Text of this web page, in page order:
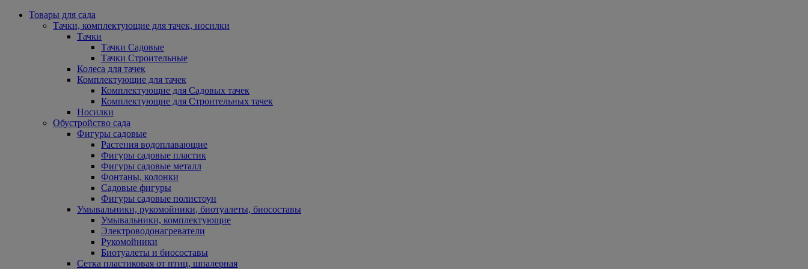
Товары для сада
Тачки, комплектующие для тачек, носилки
Тачки
Тачки Садовые
Тачки Строительные
Колеса для тачек
Комплектующие для тачек
Комплектующие для Садовых тачек
Комплектующие для Строительных тачек
Носилки
Обустройство сада
Фигуры садовые
Растения водоплавающие
Фигуры садовые пластик
Фигуры садовые металл
Фонтаны, колонки
Садовые фигуры
Фигуры садовые полистоун
Умывальники, рукомойники, биотуалеты, биосоставы
Умывальники, комплектующие
Электроводонагреватели
Рукомойники
Биотуалеты и биосоставы
Сетка пластиковая от птиц, шпалерная